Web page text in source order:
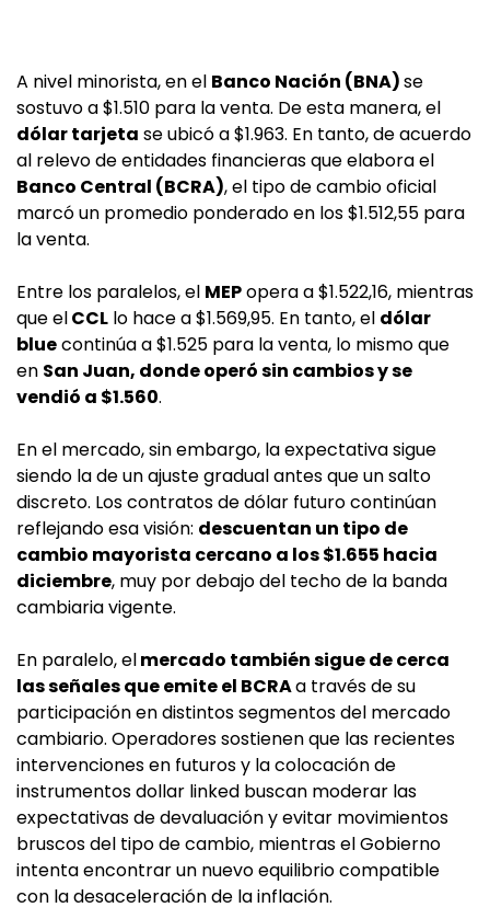
A nivel minorista, en el Banco Nación (BNA)se
sostuvo a $1.510 para la venta. De esta manera, el
dólar tarjeta se ubicó a $1.963. En tanto, de acuerdo
al relevo de entidades financieras que elabora el
Banco Central (BCRA), el tipo de cambio oficial
marcó un promedio ponderado en los $1.512,55 para
la venta.
Entre los paralelos, el MEPopera a $1.522,16, mientras
que elCCL lo hace a $1.569,95. En tanto, el dólar
bluecontinúa a $1.525 para la venta, lo mismo que
en San Juan, donde operó sin cambios y se
vendió a $1.560.
En el mercado, sin embargo, la expectativa sigue
siendo la de un ajuste gradual antes que un salto
discreto. Los contratos de dólar futuro continúan
reflejando esa visión: descuentan un tipo de
cambio mayorista cercano a los $1.655 hacia
diciembre, muy por debajo del techo de la banda
cambiaria vigente.
En paralelo, elmercado también sigue de cerca
las señales que emite el BCRAa través de su
participación en distintos segmentos del mercado
cambiario. Operadores sostienen que las recientes
intervenciones en futuros y la colocación de
instrumentos dollar linked buscan moderar las
expectativas de devaluación y evitar movimientos
bruscos del tipo de cambio, mientras el Gobierno
intenta encontrar un nuevo equilibrio compatible
con la desaceleración de la inflación.